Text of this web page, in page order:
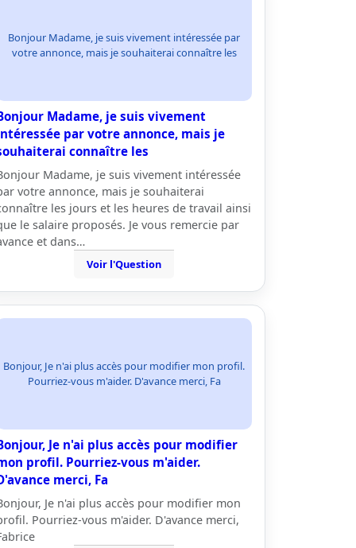
Bonjour Madame, je suis vivement intéressée par
votre annonce, mais je souhaiterai connaître les
Madame, je suis vivement
par votre annonce, mais je
connaître les
Madame, je suis vivement intéressée
votre annonce, mais je souhaiterai
les jours et les heures de travail ainsi
le salaire proposés. Je vous remercie par
et dans…
Voir l'Question
Bonjour, Je n'ai plus accès pour modifier mon profil.
Pourriez-vous m'aider. D'avance merci, Fa
Je n'ai plus accès pour modifier
profil. Pourriez-vous m'aider.
merci, Fa
Je n'ai plus accès pour modifier mon
Pourriez-vous m'aider. D'avance merci,